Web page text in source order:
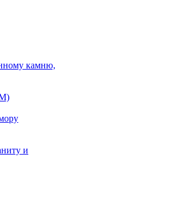
камню,
и